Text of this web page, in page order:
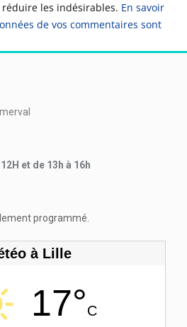
les indésirables. En savoir
de vos commentaires sont
et de 13h à 16h
programmé.
à Lille
17°C